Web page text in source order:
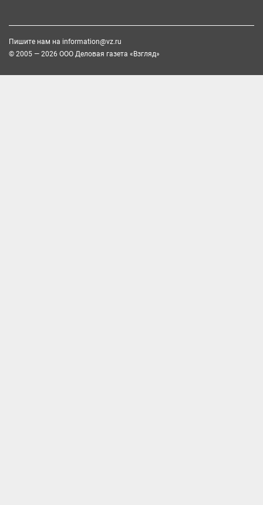
Пишите нам на information@vz.ru
© 2005 — 2026 ООО Деловая газета «Взгляд»